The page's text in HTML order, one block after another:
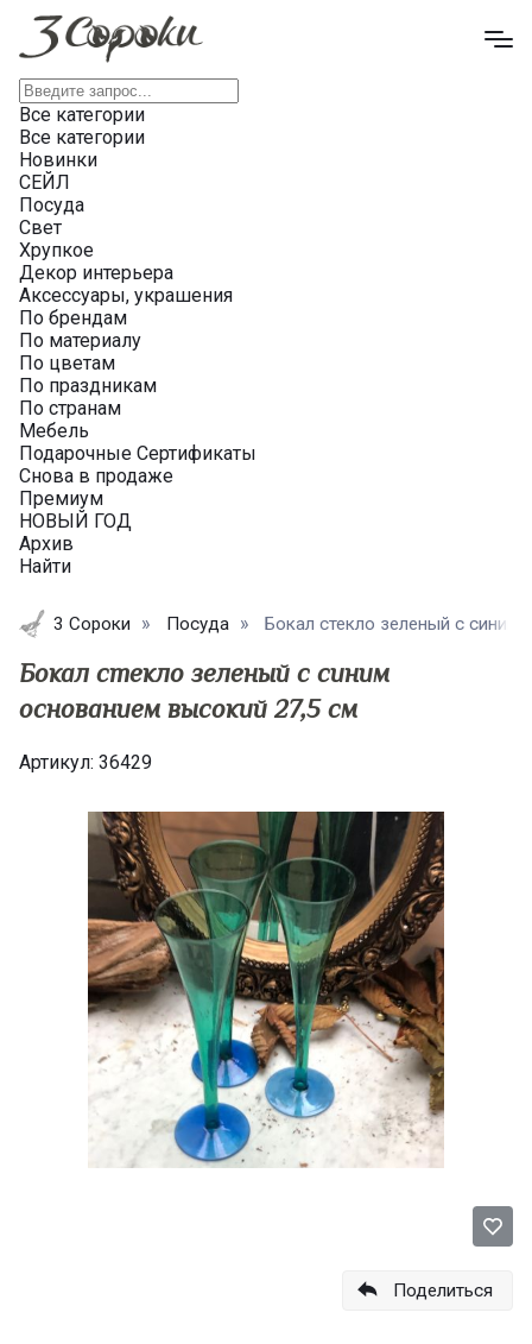
Все категории
Все категории
Новинки
СЕЙЛ
Посуда
Свет
Хрупкое
Декор интерьера
Аксессуары, украшения
По брендам
По материалу
По цветам
По праздникам
По странам
Мебель
Подарочные Сертификаты
Снова в продаже
Премиум
НОВЫЙ ГОД
Архив
Найти
3 Сороки Посуда Бокал стекло зеленый с
Бокал стекло зеленый с синим
основанием высокий 27,5 см
Артикул: 36429
Поделиться